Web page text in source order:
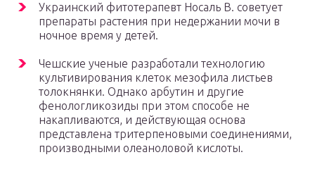
Украинский фитотерапевт Носаль В. советует
препараты растения при недержании мочи в
ночное время у детей.
Чешские ученые разработали технологию
культивирования клеток мезофила листьев
толокнянки. Однако арбутин и другие
фенологликозиды при этом способе не
накапливаются, и действующая основа
представлена тритерпеновыми соединениями,
производными олеаноловой кислоты.